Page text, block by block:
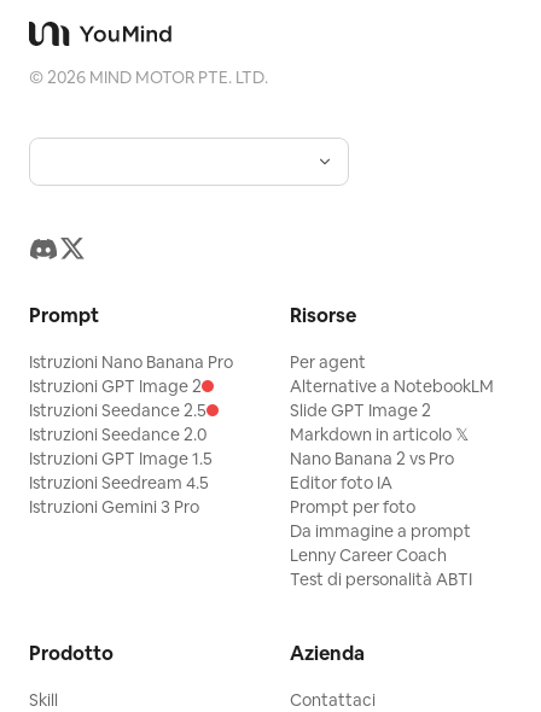
©2026 MIND MOTOR PTE. LTD.
Prompt
Istruzioni Nano Banana Pro
Istruzioni GPT Image 2
Istruzioni Seedance 2.5
Istruzioni Seedance 2.0
Istruzioni GPT Image 1.5
Istruzioni Seedream 4.5
Istruzioni Gemini 3 Pro
Risorse
Per agent
Alternative a NotebookLM
Slide GPT Image 2
Markdown in articolo 𝕏
Nano Banana 2 vs Pro
Editor foto IA
Prompt per foto
Da immagine a prompt
Lenny Career Coach
Test di personalità ABTI
Prodotto
Skill
Azienda
Contattaci